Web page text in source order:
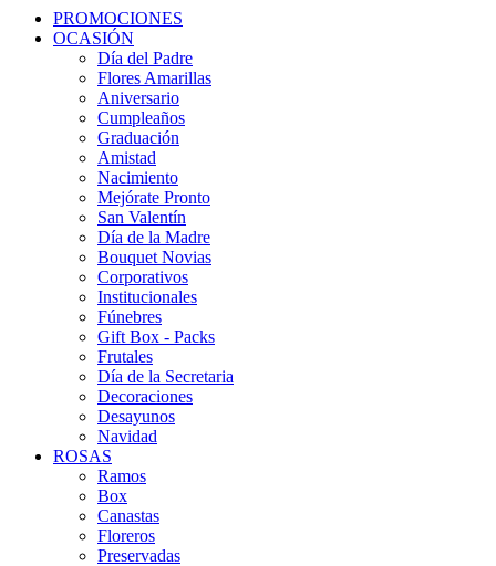
PROMOCIONES
OCASIÓN
Día del Padre
Flores Amarillas
Aniversario
Cumpleaños
Graduación
Amistad
Nacimiento
Mejórate Pronto
San Valentín
Día de la Madre
Bouquet Novias
Corporativos
Institucionales
Fúnebres
Gift Box - Packs
Frutales
Día de la Secretaria
Decoraciones
Desayunos
Navidad
ROSAS
Ramos
Box
Canastas
Floreros
Preservadas